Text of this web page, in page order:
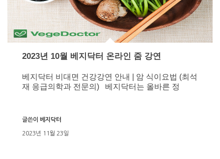
2023년 10월 베지닥터 온라인 줌 강연
베지닥터 비대면 건강강연 안내 | 암 식이요법 (최석
재 응급의학과 전문의) 베지닥터는 올바른 정
2023년 11월 23일
글쓴이 베지닥터